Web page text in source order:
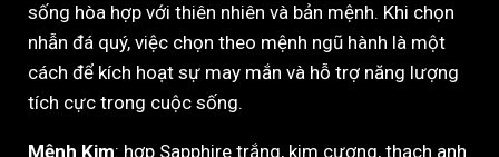
sống hòa hợp với thiên nhiên và bản mệnh. Khi chọn
nhẫn đá quý, việc chọn theo mệnh ngũ hành là một
cách để kích hoạt sự may mắn và hỗ trợ năng lượng
tích cực trong cuộc sống.
Mệnh Kim: hợp Sapphire trắng, kim cương, thạch anh